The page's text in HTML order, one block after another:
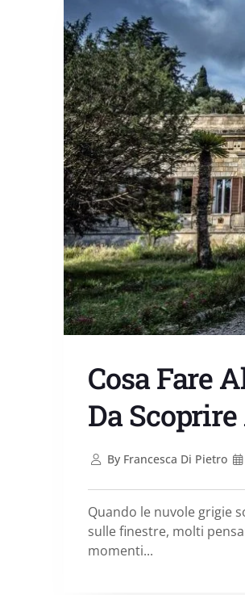
Cosa Fare
Da
ByFrancesca Di Pietro
Quando le nuvole grigie
sulle finestre, molti
momenti...